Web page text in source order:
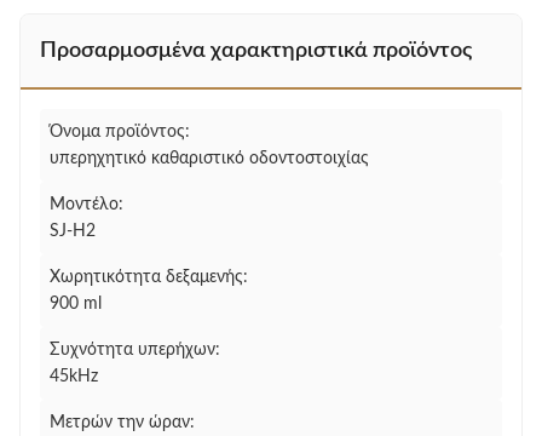
Προσαρμοσμένα χαρακτηριστικά προϊόντος
Όνομα προϊόντος:
υπερηχητικό καθαριστικό οδοντοστοιχίας
Μοντέλο:
SJ-H2
Χωρητικότητα δεξαμενής:
900 ml
Συχνότητα υπερήχων:
45kHz
Μετρών την ώραν: